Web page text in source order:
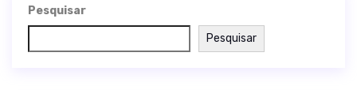
Pesquisar
Pesquisar